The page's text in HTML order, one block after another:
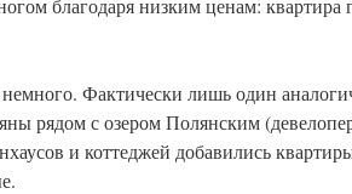
Фактически лишь один
рядом с озером Полянским
и коттеджей добавились